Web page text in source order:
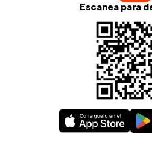
Escanea para